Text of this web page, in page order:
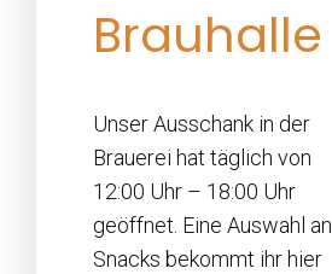
Brauhalle
Unser Ausschank in der
Brauerei hat täglich von
12:00 Uhr – 18:00 Uhr
geöffnet. Eine Auswahl an
Snacks bekommt ihr hier